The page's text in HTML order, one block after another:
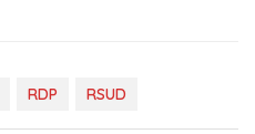
RDP RSUD